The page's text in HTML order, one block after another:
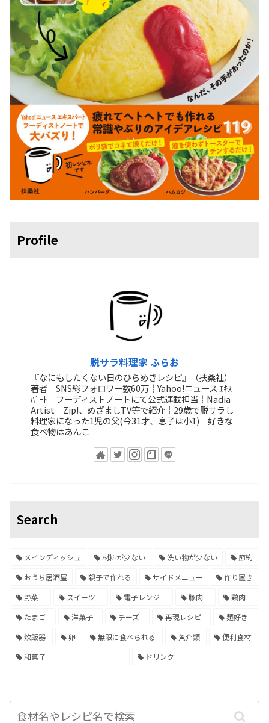
Profile
脱サラ料理家 ふらお
『なにもしたくない日のひらめきレシピ』（扶桑社）
著者┊SNS総フォロワー数60万┊Yahoo!ニュース ｴｷｽ
ﾊﾟｰﾄ┊フーディストノートにて公式連載担当┊Nadia
Artist┊Zip!、めざましTV等で紹介┊29歳で脱サラし
料理家になった1児の父(今31才、息子は小1)┊好きな
食べ物はあんこ
Search
メインディッシュ 材料が少ない 洗い物が少ない
節約
おうち居酒屋
親子で作れる サイドメニュー
作り置き
野菜
スイーツ 電子レンジ 豚肉
鶏肉
たまご
洋菓子 チーズ 再現レシピ
麺好き
炊飯器
卵 無限に食べられる 魚介類
便利食材
和菓子
ドリンク